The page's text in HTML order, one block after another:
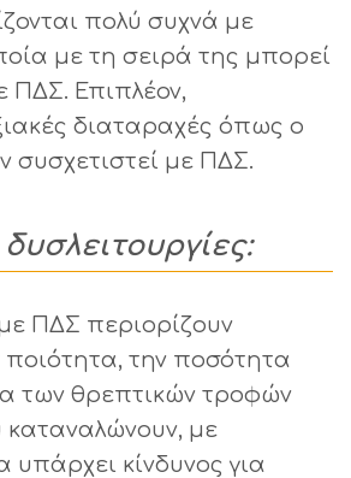
πολύ συχνά με
με τη σειρά της μπορεί
ΠΔΣ. Επιπλέον,
διαταραχές όπως ο
συσχετιστεί με ΠΔΣ.
ΠΔΣ περιορίζουν
ποιότητα, την ποσότητα
των θρεπτικών τροφών
με
κίνδυνος για